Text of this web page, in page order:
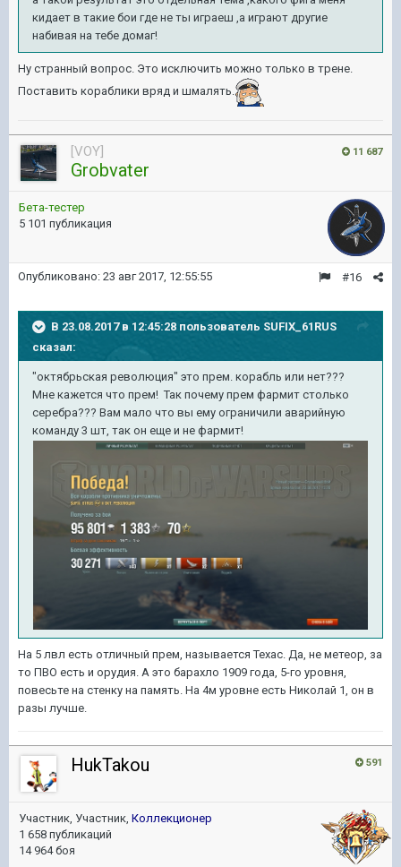
кидает в такие бои где не ты играеш ,а играют другие
набивая на тебе домаг!
Ну странный вопрос. Это исключить можно только в трене.
Поставить кораблики вряд и шмалять.
11 687
[VOY]
Grobvater
Бета-тестер
5 101 публикация
#16
Опубликовано: 23 авг 2017, 12:55:55
В 23.08.2017 в 12:45:28 пользователь SUFIX_61RUS
сказал:
"октябрьская революция" это прем. корабль или нет???
Мне кажется что прем! Так почему прем фармит столько
серебра??? Вам мало что вы ему ограничили аварийную
команду 3 шт, так он еще и не фармит!
На 5 лвл есть отличный прем, называется Техас. Да, не метеор, за
то ПВО есть и орудия. А это барахло 1909 года, 5-го уровня,
повесьте на стенку на память. На 4м уровне есть Николай 1, он в
разы лучше.
591
HukTakou
Участник, Участник, Коллекционер
1 658 публикаций
14 964 боя